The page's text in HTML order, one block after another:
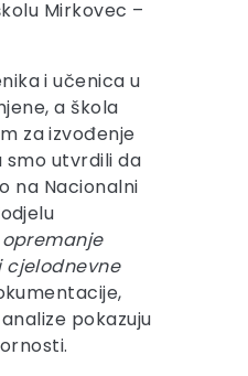
Mirkovec –
i učenica u
a škola
za izvođenje
smo utvrdili da
na Nacionalni
cjelodnevne
pokazuju